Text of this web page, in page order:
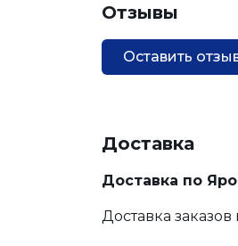
Отзывы
Оставить
Доставка
Доставка по
Доставка